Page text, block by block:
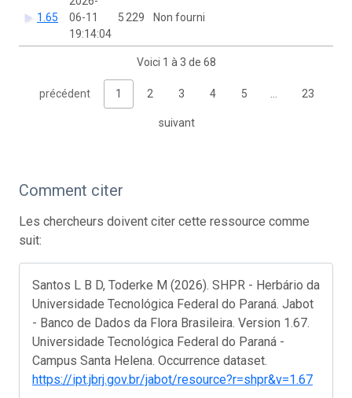
1.65
06-11
19:14:04
5 229 Non fourni
Voici 1 à 3 de 68
précédent 1 2 3 4 5 23
suivant
Comment citer
Les chercheurs doivent citer cette ressource comme
suit:
Santos L B D, Toderke M (2026). SHPR - Herbário da
Universidade Tecnológica Federal do Paraná. Jabot
- Banco de Dados da Flora Brasileira. Version 1.67.
Universidade Tecnológica Federal do Paraná -
Campus Santa Helena. Occurrence dataset.
https://ipt.jbrj.gov.br/jabot/resource?r=shpr&v=1.67